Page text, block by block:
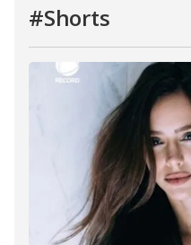
#Shorts